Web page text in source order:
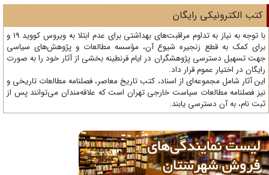
الکترونیکی رایگان
با توجه به نیاز به تداوم مراقبت‌های بهداشتی برای عدم ابتلا به ویروس کووید 19 و
کمک به قطع زنجیره شیوع آن، مؤسسه مطالعات و پژوهش‌های سیاسی
تسهیل دسترسی پژوهشگران در ایام قرنطینه بخشی از آثار خود را به صورت
در اختیار عموم قرار داد.
آثار شامل مجموعه‌ای از اسناد، کتب تاریخ معاصر، فصلنامه‌ مطالعات تاریخی و
فصلنامه مطالعات سیاست خارجی تهران است که علاقه‌مندان می‌توانند پس از
نام، به آن دسترسی یابند.